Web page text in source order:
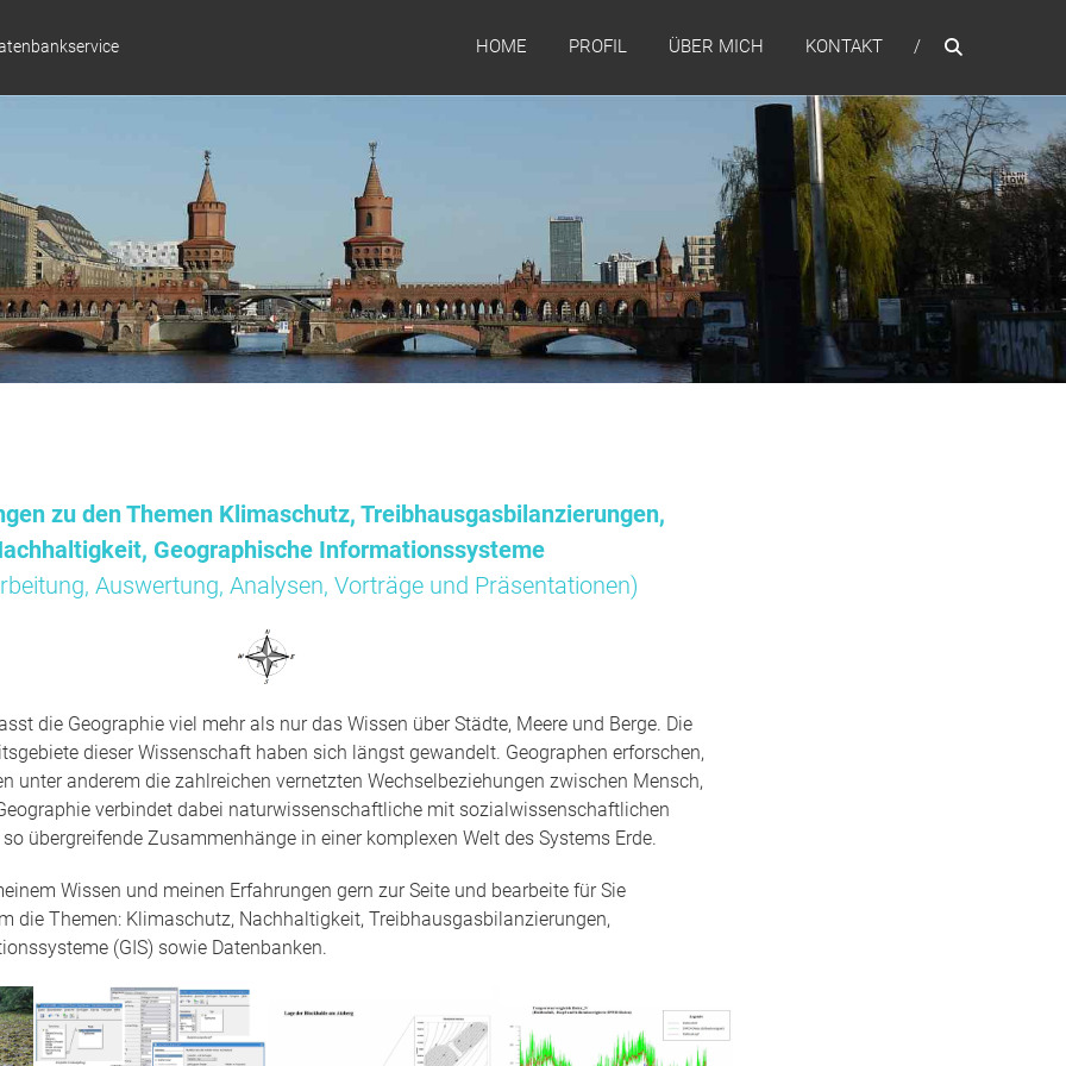
HOME PROFIL ÜBER MICH KONTAKT
zu den Themen Klimaschutz, Treibhausgasbilanzierungen,
Geographische Informationssysteme
Auswertung, Analysen, Vorträge und Präsentationen)
die Geographie viel mehr als nur das Wissen über Städte, Meere und Berge. Die
dieser Wissenschaft haben sich längst gewandelt. Geographen erforschen,
unter anderem die zahlreichen vernetzten Wechselbeziehungen zwischen Mensch,
verbindet dabei naturwissenschaftliche mit sozialwissenschaftlichen
übergreifende Zusammenhänge in einer komplexen Welt des Systems Erde.
Wissen und meinen Erfahrungen gern zur Seite und bearbeite für Sie
die Themen: Klimaschutz, Nachhaltigkeit, Treibhausgasbilanzierungen,
(GIS) sowie Datenbanken.